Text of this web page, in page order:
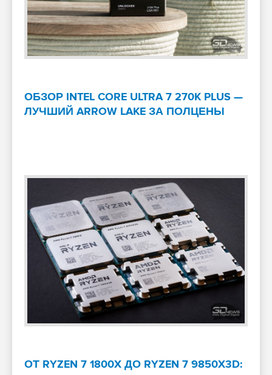
ОБЗОР INTEL CORE ULTRA 7 270K PLUS —
ЛУЧШИЙ ARROW LAKE ЗА ПОЛЦЕНЫ
ОТ RYZEN 7 1800X ДО RYZEN 7 9850X3D: